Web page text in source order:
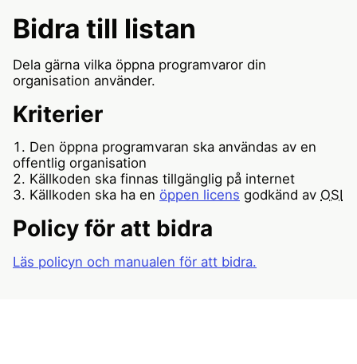
Bidra till listan
Dela gärna vilka öppna programvaror din
organisation använder.
Kriterier
Den öppna programvaran ska användas av en
offentlig organisation
Källkoden ska finnas tillgänglig på internet
Källkoden ska ha en öppen licens godkänd av OSI
Policy för att bidra
Läs policyn och manualen för att bidra.